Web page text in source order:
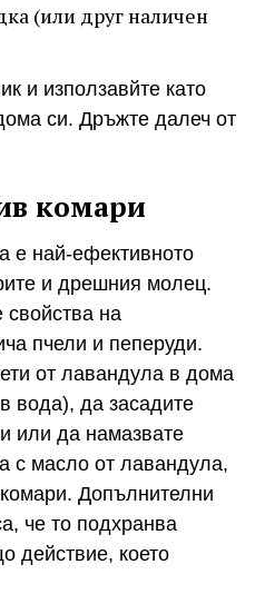
(или друг наличен
и използавйте като
си. Дръжте далеч от
комари
е най-ефективното
и дрешния молец.
на
пчели и пеперуди.
от лавандула в дома
вода), да засадите
или да намазвате
с масло от лавандула,
Допълнителни
че то подхранва
действие, което